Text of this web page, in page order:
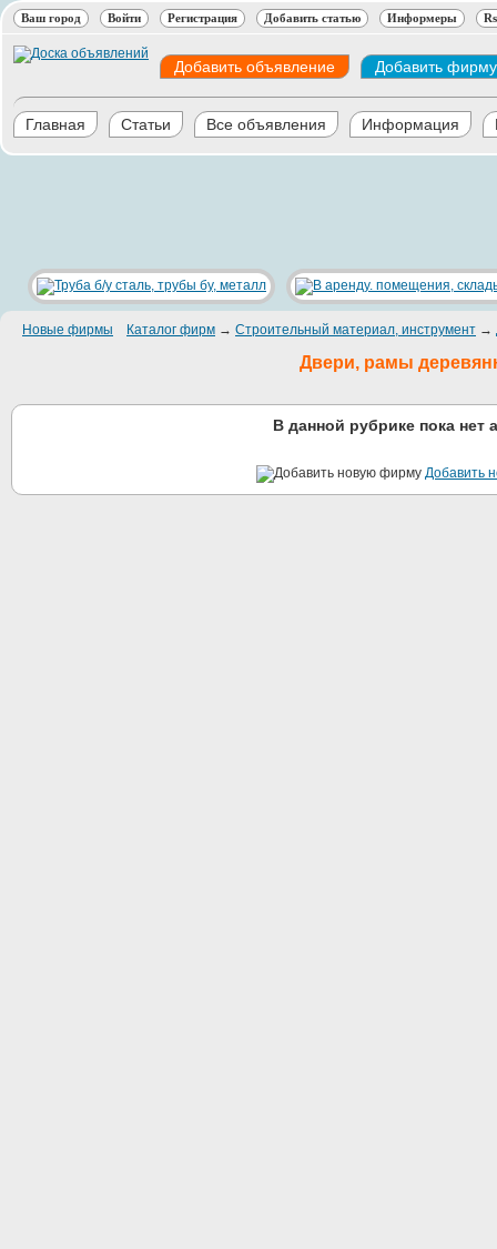
Ваш город Войти Регистрация Добавить статью Информеры
Добавить объявление Добавить фирму
Главная Статьи Все объявления Информация
Новые фирмы Каталог фирм → Строительный материал, инструмент →
Двери, рамы
В данной рубрике пока нет
Добавить